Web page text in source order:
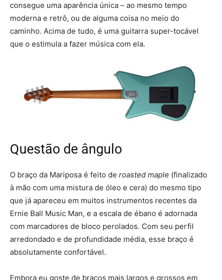
consegue uma aparência única – ao mesmo tempo
moderna e retrô, ou de alguma coisa no meio do
caminho. Acima de tudo, é uma guitarra super-tocável
que o estimula a fazer música com ela.
Questão de ângulo
O braço da Mariposa é feito de roasted maple (finalizado
à mão com uma mistura de óleo e cera) do mesmo tipo
que já apareceu em muitos instrumentos recentes da
Ernie Ball Music Man, e a escala de ébano é adornada
com marcadores de bloco perolados. Com seu perfil
arredondado e de profundidade média, esse braço é
absolutamente confortável.
Embora eu goste de braços mais largos e grossos em